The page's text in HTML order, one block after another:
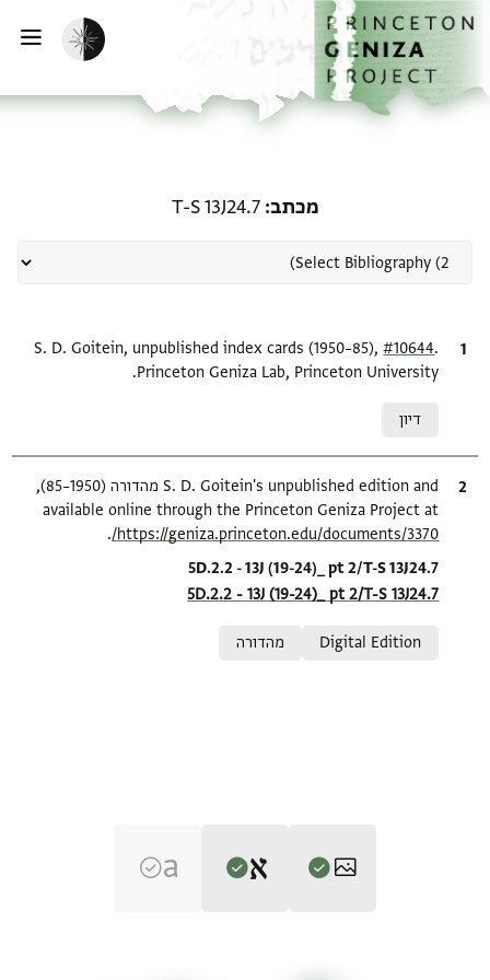
לתוכןהבית
הפעלת מצב כהה
מכתב T-S 13J24.7
ציטוט S. D. Goitein, unpublished index cards (1950–85),#10644
Princeton Geniza Lab, Princeton University.
דיון
ציטוט
S. D. Goitein's unpublished edition and מהדורה (1950–85),
available online through the Princeton Geniza Project at
https://geniza.princeton.edu/documents/3370/
.
Location in source
5D.2.2 - 13J (19-24)_ pt 2/T-S 13J24.7
5D.2.2 - 13J (19-24)_ pt 2/T-S 13J24.7
Digital Edition
מהדורה